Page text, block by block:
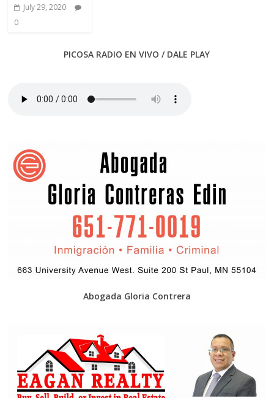
July 29, 2020
0
PICOSA RADIO EN VIVO / DALE PLAY
Abogada Gloria Contrera